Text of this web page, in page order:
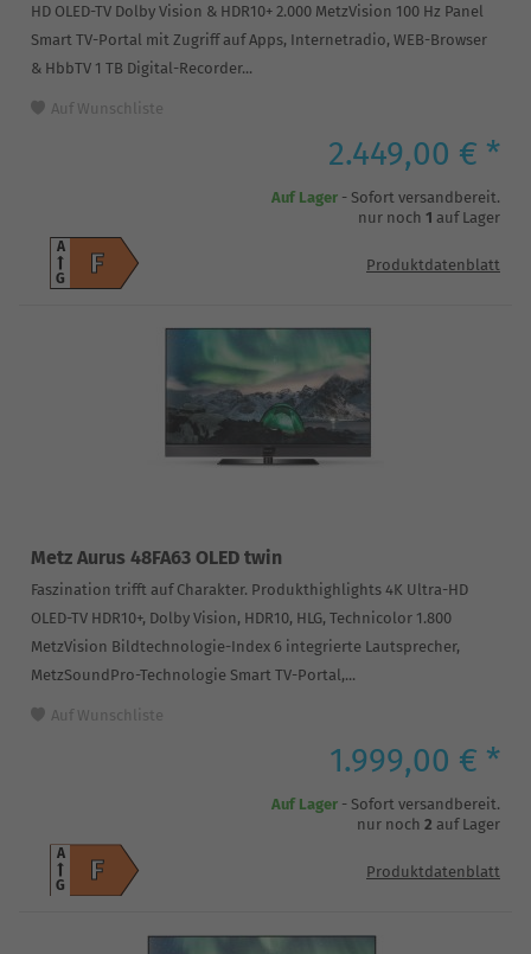
HD OLED-TV Dolby Vision & HDR10+ 2.000 MetzVision 100 Hz Panel
Smart TV-Portal mit Zugriff auf Apps, Internetradio, WEB-Browser
& HbbTV 1 TB Digital-Recorder...
Auf Wunschliste
2.449,00 € *
Auf Lager - Sofort versandbereit.
nur noch 1 auf Lager
F
A
G
Produktdatenblatt
Metz Aurus 48FA63 OLED twin
Faszination trifft auf Charakter. Produkthighlights 4K Ultra-HD
OLED-TV HDR10+, Dolby Vision, HDR10, HLG, Technicolor 1.800
MetzVision Bildtechnologie-Index 6 integrierte Lautsprecher,
MetzSoundPro-Technologie Smart TV-Portal,...
Auf Wunschliste
1.999,00 € *
Auf Lager - Sofort versandbereit.
nur noch 2 auf Lager
F
A
G
Produktdatenblatt